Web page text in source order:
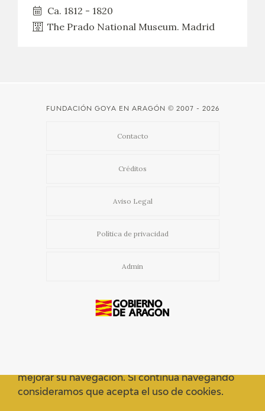
Ca. 1812 - 1820
The Prado National Museum. Madrid
FUNDACIÓN GOYA EN ARAGÓN © 2007 - 2026
Contacto
Créditos
Aviso Legal
Política de privacidad
Admin
mejorar su navegación. Si continua navegando
consideramos que acepta el uso de cookies.